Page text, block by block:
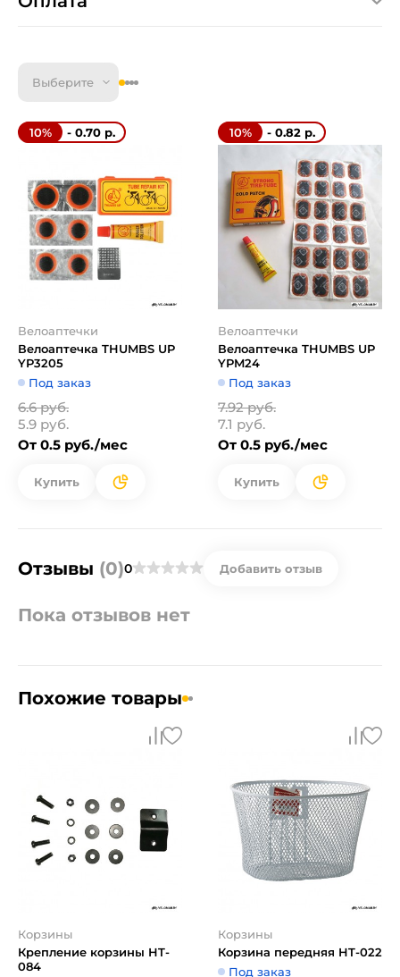
Выберите
10% - 0.70 р.
Велоаптечки
Велоаптечка THUMBS UP
YP3205
Под заказ
6.6 руб.
5.9 руб.
От 0.5 руб./мес
Купить
10% - 0.82 р.
Велоаптечки
Велоаптечка THUMBS UP
YPM24
Под заказ
7.92 руб.
7.1 руб.
От 0.5 руб./мес
Купить
Отзывы (0)0 Добавить отзыв
Пока отзывов нет
Похожие товары
Корзины
Крепление корзины HT-
084
Корзины
Корзина передняя HT-022
Под заказ